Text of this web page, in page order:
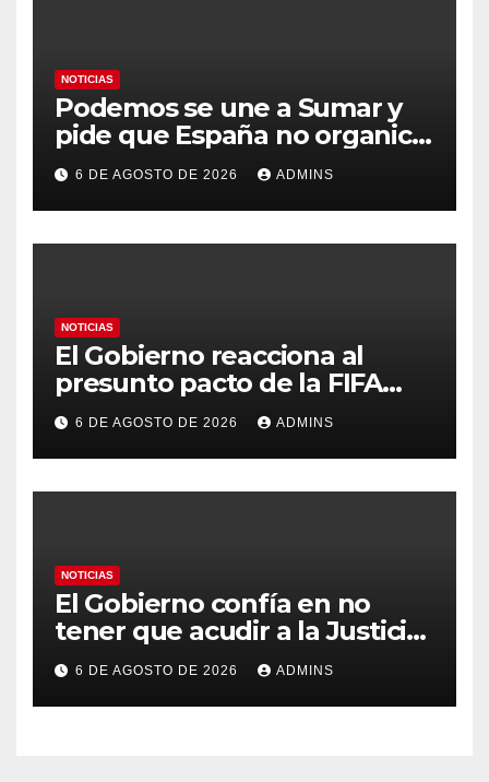
NOTICIAS
Podemos se une a Sumar y
pide que España no organice
el Mundial 2030 con
Marruecos por «atentar
contra la soberanía nacional»
6 DE AGOSTO DE 2026 ADMINS
NOTICIAS
El Gobierno reacciona al
presunto pacto de la FIFA
con Marruecos para acoger la
final del Mundial 2030:
«Tiene que ser en España»
6 DE AGOSTO DE 2026 ADMINS
NOTICIAS
El Gobierno confía en no
tener que acudir a la Justicia
por el reparto de menores
mientras el PP pide la
apertura del Congreso por la
6 DE AGOSTO DE 2026 ADMINS